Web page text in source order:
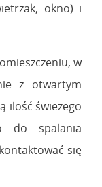
okno) i
w
z otwartym
ilość świeżego
do spalania
się